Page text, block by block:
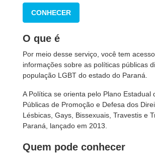
CONHECER
O que é
Por meio desse serviço, você tem
informações sobre as políticas públicas
população LGBT do estado do Paraná.
A Política se orienta pelo Plano Estadual
Públicas de Promoção e Defesa dos
Lésbicas, Gays, Bissexuais, Travestis e
Paraná, lançado em 2013.
Quem pode conhecer